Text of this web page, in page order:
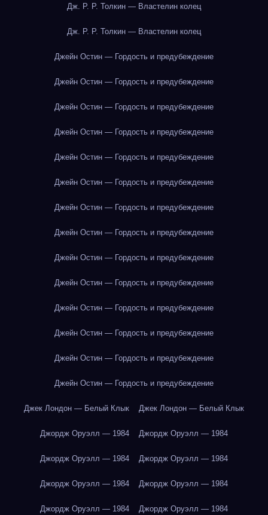
Дж. Р. Р. Толкин — Властелин колец
Дж. Р. Р. Толкин — Властелин колец
Джейн Остин — Гордость и предубеждение
Джейн Остин — Гордость и предубеждение
Джейн Остин — Гордость и предубеждение
Джейн Остин — Гордость и предубеждение
Джейн Остин — Гордость и предубеждение
Джейн Остин — Гордость и предубеждение
Джейн Остин — Гордость и предубеждение
Джейн Остин — Гордость и предубеждение
Джейн Остин — Гордость и предубеждение
Джейн Остин — Гордость и предубеждение
Джейн Остин — Гордость и предубеждение
Джейн Остин — Гордость и предубеждение
Джейн Остин — Гордость и предубеждение
Джейн Остин — Гордость и предубеждение
Джек Лондон — Белый Клык Джек Лондон — Белый Клык
Джордж Оруэлл — 1984 Джордж Оруэлл — 1984
Джордж Оруэлл — 1984 Джордж Оруэлл — 1984
Джордж Оруэлл — 1984 Джордж Оруэлл — 1984
Джордж Оруэлл — 1984 Джордж Оруэлл — 1984